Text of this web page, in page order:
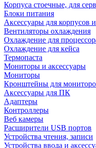
Корпуса стоечные, для
Блоки питания
Аксессуары для корпусов
Вентиляторы охлаждения
Охлаждение для
Охлаждение для кейса
Термопаста
Мониторы и аксессуары
Мониторы
Кронштейны для
Аксессуары для ПК
Адаптеры
Контроллеры
Веб камеры
Расширители USB портов
Устройства чтения, записи
Устройства ввода и